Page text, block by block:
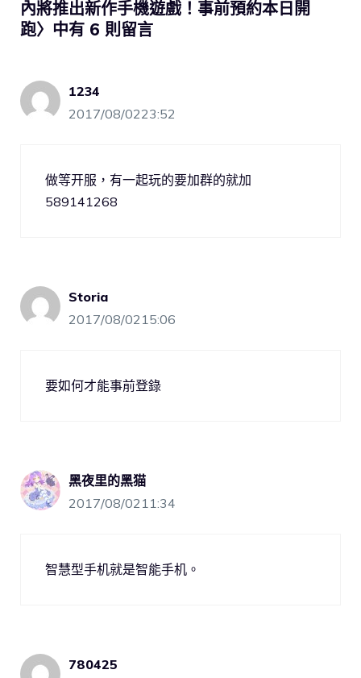
內將推出新作手機遊戲！事前預約本日開
跑〉中有 6 則留言
1234
2017/08/0223:52
做等开服，有一起玩的要加群的就加
589141268
Storia
2017/08/0215:06
要如何才能事前登錄
黑夜里的黑猫
2017/08/0211:34
智慧型手机就是智能手机。
780425